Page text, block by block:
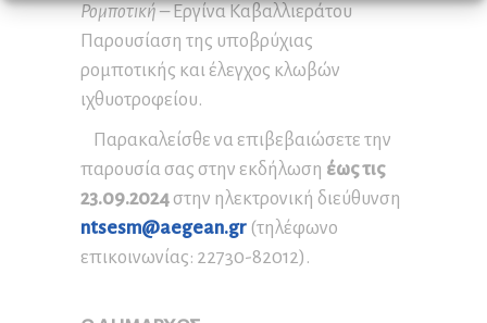
Ρομποτική –Εργίνα Καβαλλιεράτου
Παρουσίαση της υποβρύχιας
ρομποτικής και έλεγχος κλωβών
ιχθυοτροφείου.
Παρακαλείσθε να επιβεβαιώσετε την
παρουσία σας στην εκδήλωση έως τις
23.09.2024 στην ηλεκτρονική διεύθυνση
ntsesm@aegean.gr (τηλέφωνο
επικοινωνίας: 22730-82012).